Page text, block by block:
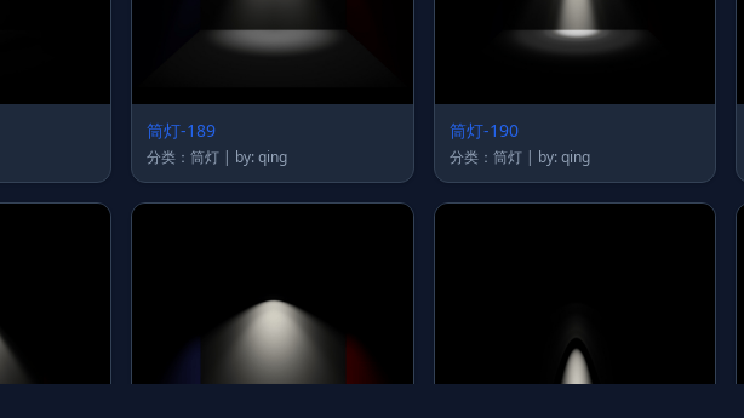
筒灯-189
分类：筒灯 | by: qing
筒灯-190
分类：筒灯 | by: qing